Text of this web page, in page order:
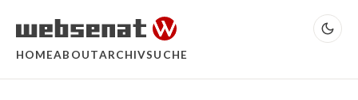
HOMEABOUTARCHIVSUCHE